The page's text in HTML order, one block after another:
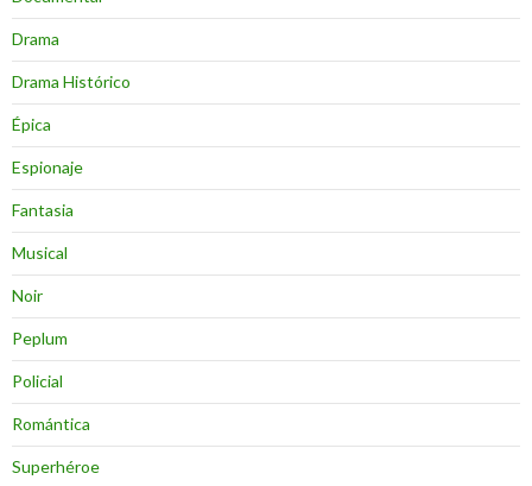
Drama
Drama Histórico
Épica
Espionaje
Fantasia
Musical
Noir
Peplum
Policial
Romántica
Superhéroe